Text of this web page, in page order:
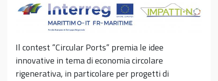
Il contest “Circular Ports“ premia le idee
innovative in tema di economia circolare
rigenerativa, in particolare per progetti di